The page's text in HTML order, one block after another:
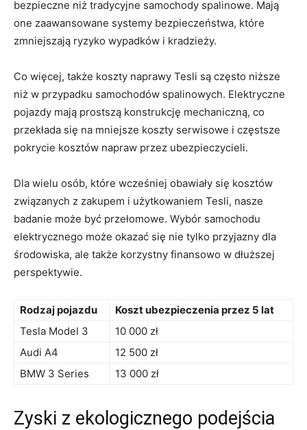
bezpieczne niż tradycyjne samochody spalinowe. Mają
one zaawansowane systemy bezpieczeństwa, które
zmniejszają ryzyko wypadków i kradzieży.
Co więcej, także koszty naprawy Tesli ⁢są często niższe
niż w przypadku samochodów spalinowych. Elektryczne
pojazdy mają⁣ prostszą konstrukcję mechaniczną, co
przekłada się na mniejsze koszty serwisowe i częstsze
pokrycie kosztów napraw przez ubezpieczycieli.
Dla wielu osób, które wcześniej obawiały się kosztów⁤
związanych ⁣z zakupem i⁤ użytkowaniem⁢ Tesli, nasze
badanie może być przełomowe.‌ Wybór samochodu
elektrycznego może okazać się nie tylko przyjazny dla
środowiska, ale także korzystny finansowo w dłuższej
perspektywie.
Rodzaj pojazdu
Koszt​ ubezpieczenia przez 5 lat
Tesla Model 3
10 000 zł
Audi A4
12 ⁢500 zł
BMW‌ 3 Series
13 000 zł
Zyski z ekologicznego podejścia